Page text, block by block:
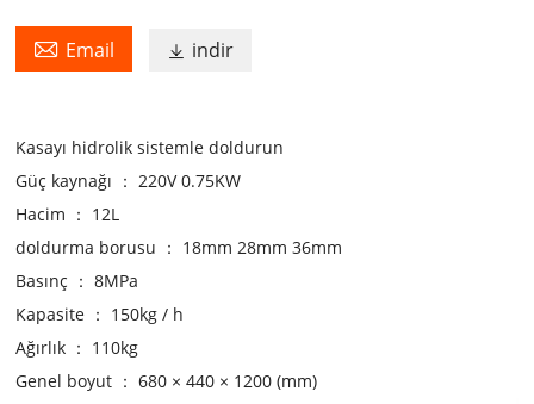
 Email  indir
Kasayı hidrolik sistemle doldurun
Güç kaynağı ： 220V 0.75KW
Hacim ： 12L
doldurma borusu ： 18mm 28mm 36mm
Basınç ： 8MPa
Kapasite ： 150kg / h
Ağırlık ： 110kg
Genel boyut ： 680 × 440 × 1200 (mm)